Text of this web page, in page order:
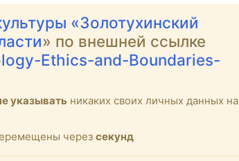
«Золотухинский
» по внешней ссылке
Ethics-and-Boundaries-
указывать никаких своих личных данных на
через секунд